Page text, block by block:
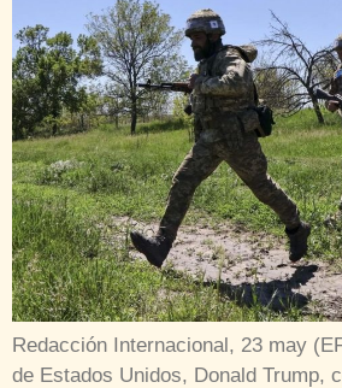
Redacción Internacional, 23 may
de Estados Unidos, Donald Trump,